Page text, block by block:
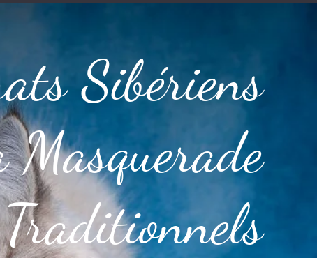
Sibériens
Masquerade